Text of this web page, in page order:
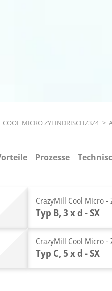
COOL MICRO ZYLINDRISCHZ3Z4 >
Prozesse
CrazyMill Cool Micro -
Typ B, 3 x d - SX
CrazyMill Cool Micro -
Typ C, 5 x d - SX